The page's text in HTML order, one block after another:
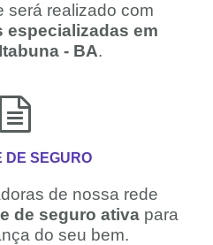
será realizado com
especializadas em
- BA.
DE SEGURO
de nossa rede
de seguro ativapara
do seu bem.